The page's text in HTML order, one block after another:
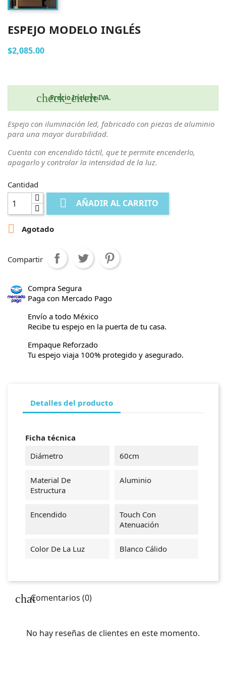
ESPEJO MODELO INGLÉS
$2,085.00
check_circle
Precio Incluye IVA.
Espejo con iluminación led, fabricado con piezas de aluminio
para una mayor durabilidad.
Cuenta con encendido táctil, que te permite encenderlo,
apagarlo y controlar la intensidad de la luz.
Cantidad
 AÑADIR AL CARRITO
 Agotado
Compartir
Compra Segura
Paga con Mercado Pago
Envío a todo México
Recibe tu espejo en la puerta de tu casa.
Empaque Reforzado
Tu espejo viaja 100% protegido y asegurado.
Detalles del producto
Ficha técnica
Diámetro
60cm
Material De
Estructura
Aluminio
Encendido
Touch Con
Atenuación
Color De La Luz Blanco Cálido
Comentarios (0)
No hay reseñas de clientes en este momento.